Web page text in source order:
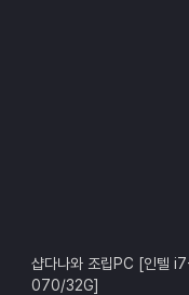
샵다나와 조립PC [인텔
070/32G]